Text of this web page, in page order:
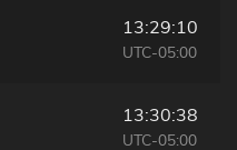
13:29:10
UTC-05:00
13:30:38
UTC-05:00